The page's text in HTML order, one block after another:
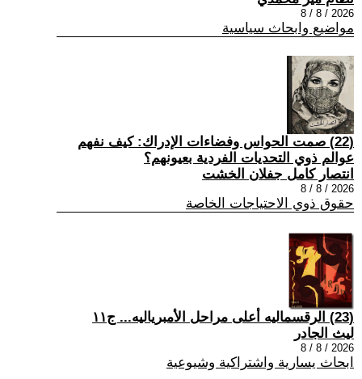
2026 / 8 / 8
مواضيع وابحاث سياسية
(22) صمت الحواس وفضاءات الإدراك: كيف نفهم
عوالم ذوي التحديات الفردية بعيونهم؟
انتصار كامل جفلان الخشت
2026 / 8 / 8
حقوق ذوي الاحتياجات الخاصة
(23) الرقسماليه أعلى مراحل الأمبرياليه... ج١١
ليث الجادر
2026 / 8 / 8
ابحاث يسارية واشتراكية وشيوعية